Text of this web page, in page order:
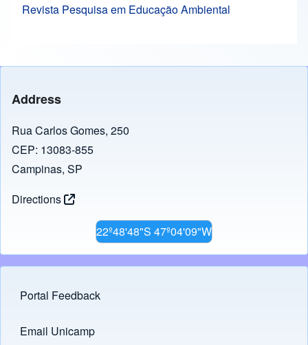
Revista Pesquisa em Educação Ambiental
Address
Rua Carlos Gomes, 250
CEP: 13083-855
Campinas, SP
Directions
22º48'48"S 47º04'09"W
Footer menu
Portal Feedback
Links
Email Unicamp
(opens in new tab)